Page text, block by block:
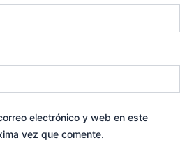
electrónico y web en este
vez que comente.